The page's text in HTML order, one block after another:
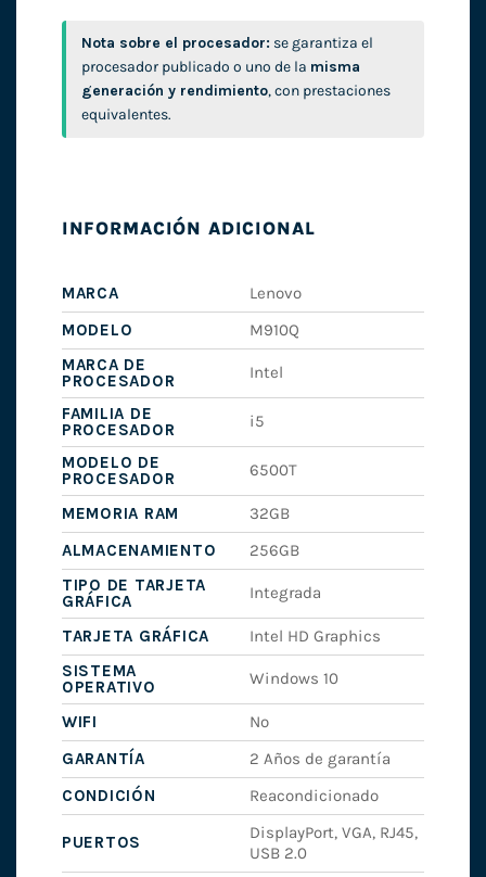
Nota sobre el procesador: se garantiza el
procesador publicado o uno de la misma
generación y rendimiento, con prestaciones
equivalentes.
INFORMACIÓN ADICIONAL
MARCA
Lenovo
MODELO
M910Q
MARCA DE
PROCESADOR
Intel
FAMILIA DE
PROCESADOR
i5
MODELO DE
PROCESADOR
6500T
MEMORIA RAM
32GB
ALMACENAMIENTO
256GB
TIPO DE TARJETA
GRÁFICA
Integrada
TARJETA GRÁFICA
Intel HD Graphics
SISTEMA
OPERATIVO
Windows 10
WIFI
No
GARANTÍA
2 Años de garantía
CONDICIÓN
Reacondicionado
PUERTOS
DisplayPort, VGA, RJ45,
USB 2.0